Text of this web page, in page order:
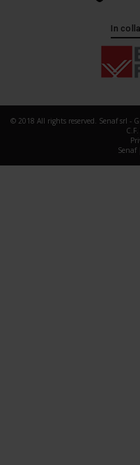
In
© 2018 All rights reserved. Senaf srl -
Senaf|